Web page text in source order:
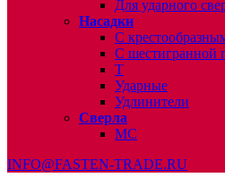
Для ударного
Насадки
С
С шестигранной
T
Ударные
Удлинители
Сверла
МС
INFO@FASTEN-TRADE.RU